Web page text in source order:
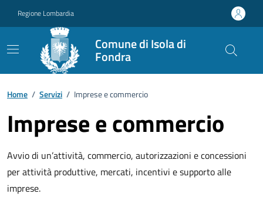
Regione Lombardia
Comune di Isola di
Fondra
Home / Servizi / Imprese e commercio
Imprese e commercio
Avvio di un’attività, commercio, autorizzazioni e concessioni
per attività produttive, mercati, incentivi e supporto alle
imprese.